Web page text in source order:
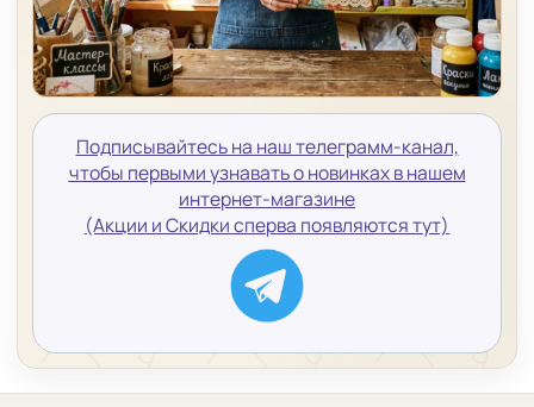
Подписывайтесь на наш телеграмм-канал,
чтобы первыми узнавать о новинках в нашем
интернет-магазине
(Акции и Скидки сперва появляются тут)